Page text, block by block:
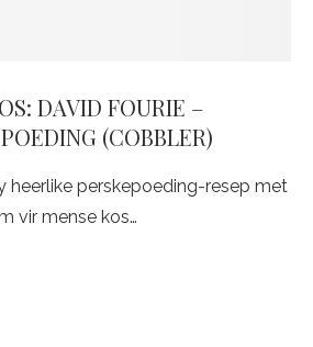
DAVID FOURIE –
(COBBLER)
heerlike perskepoeding-resep met
vir mense kos…